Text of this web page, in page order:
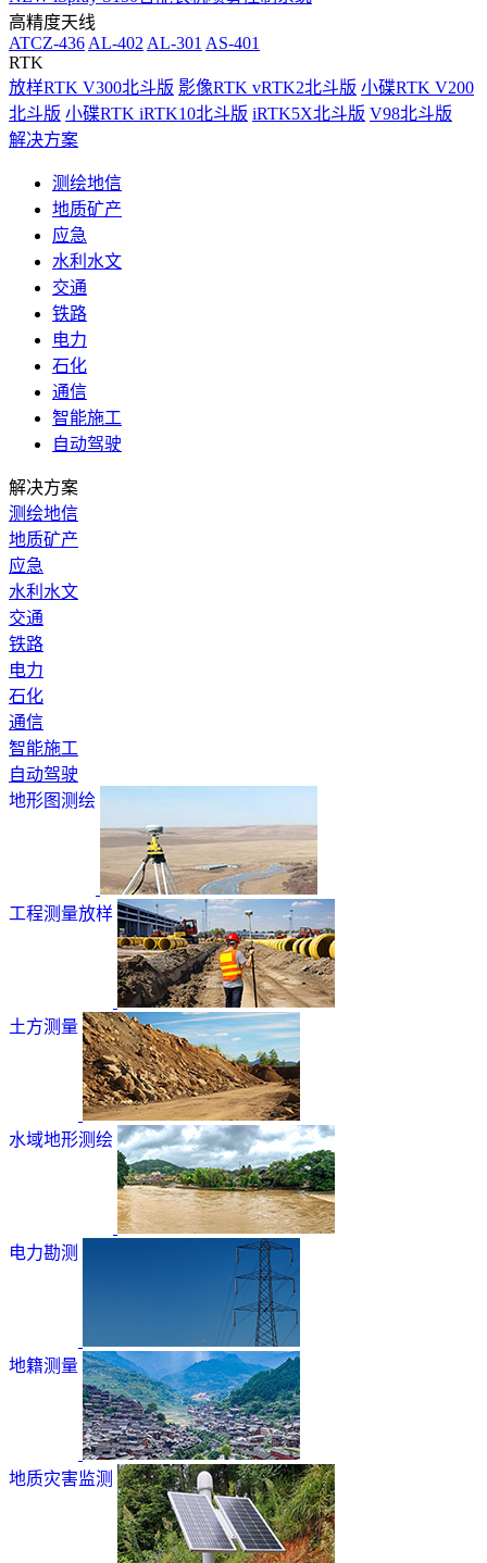
高精度天线
ATCZ-436 AL-402 AL-301 AS-401
RTK
放样RTK V300北斗版 影像RTK vRTK2北斗版 小碟RTK V200
北斗版 小碟RTK iRTK10北斗版 iRTK5X北斗版 V98北斗版
解决方案
测绘地信
地质矿产
应急
水利水文
交通
铁路
电力
石化
通信
智能施工
自动驾驶
解决方案
测绘地信
地质矿产
应急
水利水文
交通
铁路
电力
石化
通信
智能施工
自动驾驶
地形图测绘
工程测量放样
土方测量
水域地形测绘
电力勘测
地籍测量
地质灾害监测